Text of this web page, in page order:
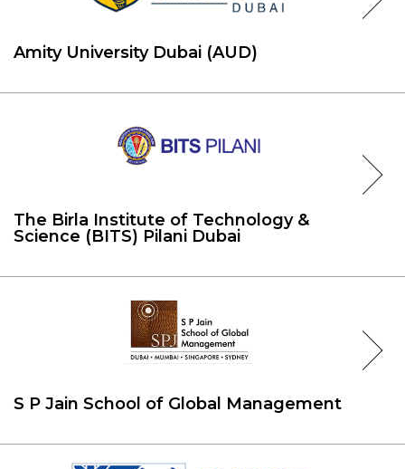
Amity University Dubai (AUD)
The Birla Institute of Technology &
Science (BITS) Pilani Dubai
S P Jain School of Global Management